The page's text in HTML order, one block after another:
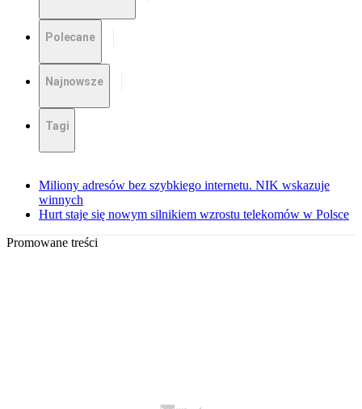
Polecane
Najnowsze
Tagi
Miliony adresów bez szybkiego internetu. NIK wskazuje
winnych
Hurt staje się nowym silnikiem wzrostu telekomów w Polsce
Promowane treści